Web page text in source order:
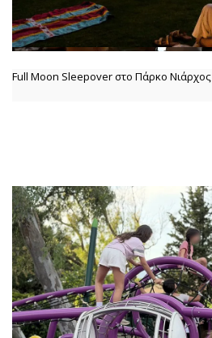
Full Moon Sleepover στο Πάρκο Νιάρχος